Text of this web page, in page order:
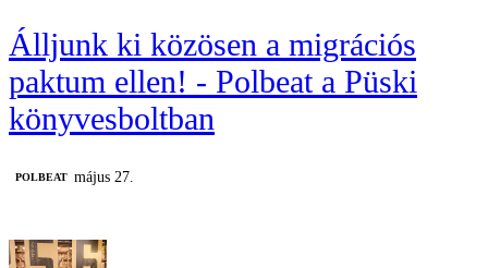
Álljunk ki közösen a migrációs
paktum ellen! - Polbeat a Püski
könyvesboltban
‎POLBEAT május 27.